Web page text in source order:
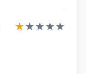
★★★★★